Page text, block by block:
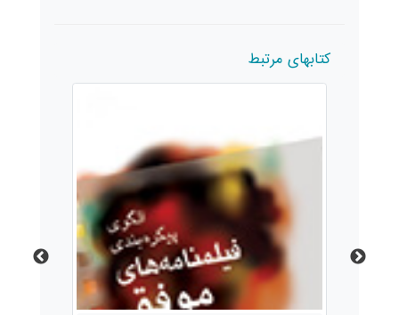
کتابهای مرتبط